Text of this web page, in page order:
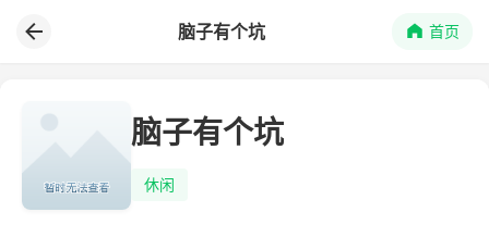
脑子有个坑 首页
脑子有个坑
休闲